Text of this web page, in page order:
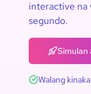
interactive na
segundo.
Simulan
Walang